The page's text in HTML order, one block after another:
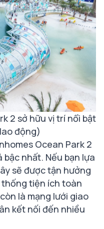
2 sở hữu vị trí nổi bật
động)
Ocean Park 2
nhất. Nếu bạn lựa
sẽ được tận hưởng
tiện ích toàn
là mạng lưới giao
kết nối đến nhiều